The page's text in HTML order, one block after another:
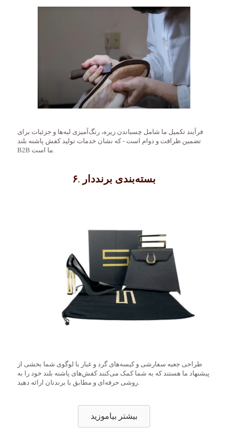
فرآیند تکمیل ما شامل چسباندن زیره، رنگ‌آمیزی لبه‌ها و جزئیات برای
تضمین ظرافت و دوام است - که نشان خدمات تولید کفش پاشنه بلند
۶. بسته‌بندی برنددار
طراحی جعبه سفارشی و کیسه‌های گرد و غبار با لوگوی شما بخشی از
پیشنهاد ما هستند که به شما کمک می‌کنند کفش‌های پاشنه بلند خود را به
بیشتر بیاموزید